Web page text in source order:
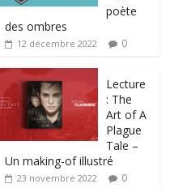
poète
des ombres
12 décembre 2022 0
Lecture
: The
Art of A
Plague
Tale –
Un making-of illustré
23 novembre 2022 0